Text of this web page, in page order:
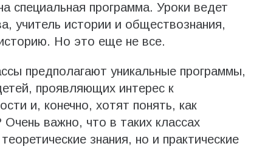
специальная программа. Уроки ведет
учитель истории и обществознания,
Но это еще не все.
предполагают уникальные программы,
проявляющих интерес к
и, конечно, хотят понять, как
важно, что в таких классах
знания, но и практические